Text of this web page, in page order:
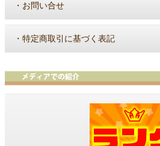
・ お問い合せ
・ 特定商取引に基づく表記